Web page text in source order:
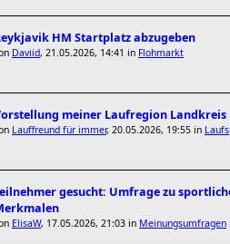
HM Startplatz abzugeben
Daviid, 21.05.2026, 14:41 in Flohmarkt
meiner Laufregion Landkreis
Lauffreund für immer, 20.05.2026, 19:55 in
gesucht: Umfrage zu
ElisaW, 17.05.2026, 21:03 in Meinungsumfragen